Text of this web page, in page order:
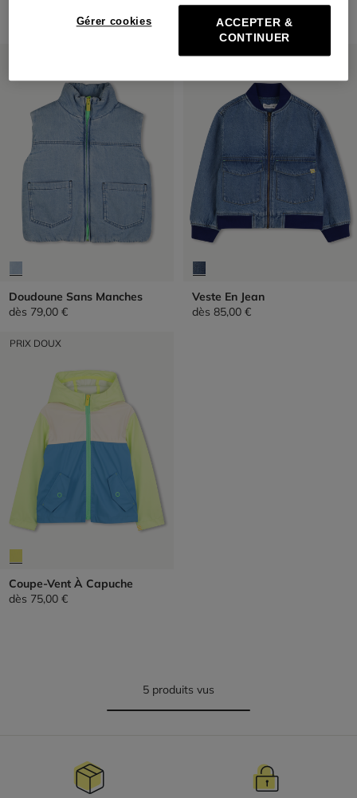
Veste En Jean
85,00 €
Doudoune Sans Manches
dès 79,00 €
PRIX DOUX
Veste En Jean
dès 85,00 €
PRIX DOUX
Coupe-Vent À Capuche
dès 75,00 €
5 produits vus
Gérer cookies
ACCEPTER &
CONTINUER